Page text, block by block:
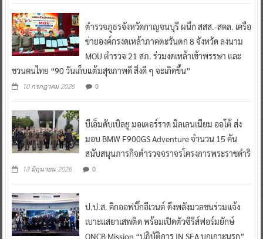
ตำรวจภูธรจังหวัดกาญจนบุรี ผนึก สสส.-สคล. เครือ
ข่ายองค์กรงดเหล้าภาคตะวันตก 8 จังหวัด ลงนาม
MOU ตำรวจ 21 สภ. ร่วมงดเหล้าเข้าพรรษา และ
ชวนคนไทย “90 วันเก็บแต้มสุขภาพดี สิ่งดี ๆ จะเกิดขึ้น”
10 กรกฎาคม 2026 0
บีเอ็มดับเบิลยู มอเตอร์ราด มิลเลนเนียม ออโต้ ส่ง
มอบ BMW F900GS Adventure จำนวน 15 คัน
สนับสนุนภารกิจตำรวจจราจรโครงการพระราชดำริ
13 มิถุนายน 2026 0
ป.ป.ส. คิกออฟบิ๊กอีเวนต์ ดึงพลังมวลชนร่วมแจ้ง
เบาะแสยาเสพติด พร้อมเปิดตัวซีรีส์ฟอร์มยักษ์
ONCB Mission “ปฏิบัติการ IN SEA บุกเกาะนรก”